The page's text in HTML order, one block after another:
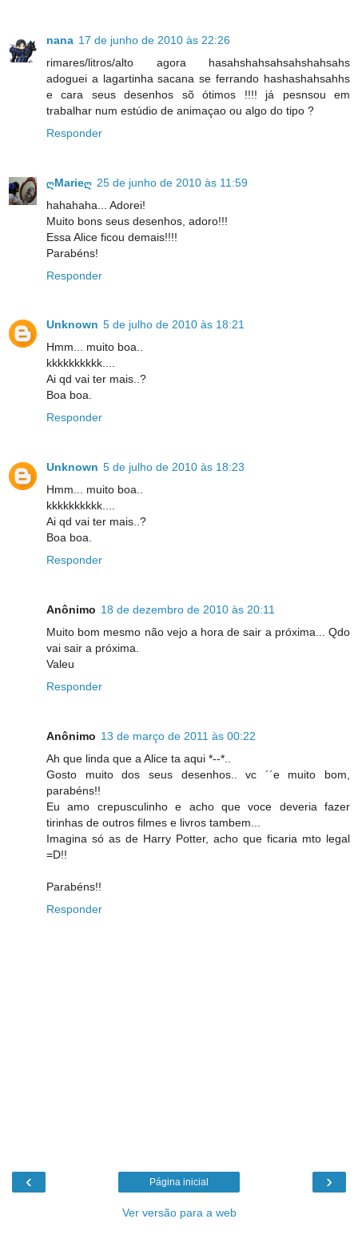
nana 17 de junho de 2010 às 22:26
rimares/litros/alto agora hasahshahsahsahshahsahs
adoguei a lagartinha sacana se ferrando hashashahsahhs
e cara seus desenhos sõ ótimos !!!! já pesnsou em
trabalhar num estúdio de animaçao ou algo do tipo ?
Responder
ღMarieღ 25 de junho de 2010 às 11:59
hahahaha... Adorei!
Muito bons seus desenhos, adoro!!!
Essa Alice ficou demais!!!!
Parabéns!
Responder
Unknown 5 de julho de 2010 às 18:21
Hmm... muito boa..
kkkkkkkkkk....
Ai qd vai ter mais..?
Boa boa.
Responder
Unknown 5 de julho de 2010 às 18:23
Hmm... muito boa..
kkkkkkkkkk....
Ai qd vai ter mais..?
Boa boa.
Responder
Anônimo 18 de dezembro de 2010 às 20:11
Muito bom mesmo não vejo a hora de sair a próxima... Qdo
vai sair a próxima.
Valeu
Responder
Anônimo 13 de março de 2011 às 00:22
Ah que linda que a Alice ta aqui *--*..
Gosto muito dos seus desenhos.. vc ´´e muito bom,
parabéns!!
Eu amo crepusculinho e acho que voce deveria fazer
tirinhas de outros filmes e livros tambem...
Imagina só as de Harry Potter, acho que ficaria mto legal
=D!!
Parabéns!!
Responder
‹ ›
Página inicial
Ver versão para a web